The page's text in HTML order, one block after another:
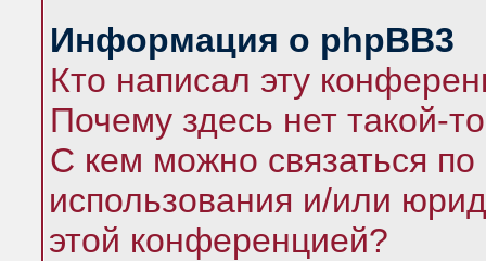
Информация о phpBB3
Кто написал эту
Почему здесь нет такой-
С кем можно связаться по
использования и/или
этой конференцией?